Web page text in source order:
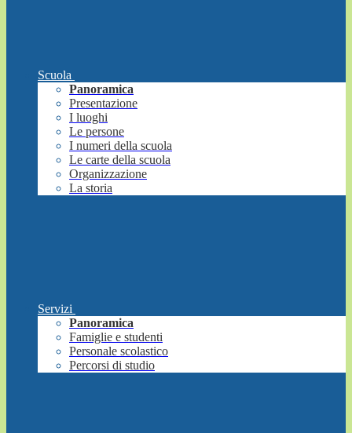
Scuola
Panoramica
Presentazione
I luoghi
Le persone
I numeri della scuola
Le carte della scuola
Organizzazione
La storia
Servizi
Panoramica
Famiglie e studenti
Personale scolastico
Percorsi di studio